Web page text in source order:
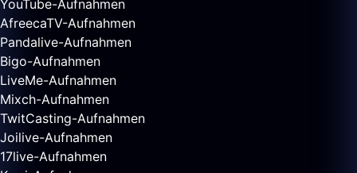
YouTube-Aufnahmen
AfreecaTV-Aufnahmen
Pandalive-Aufnahmen
Bigo-Aufnahmen
LiveMe-Aufnahmen
Mixch-Aufnahmen
TwitCasting-Aufnahmen
Joilive-Aufnahmen
17live-Aufnahmen